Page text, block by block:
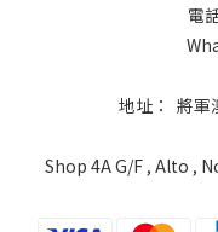
電
地址： 將軍
Shop 4A G/F , Alto ,